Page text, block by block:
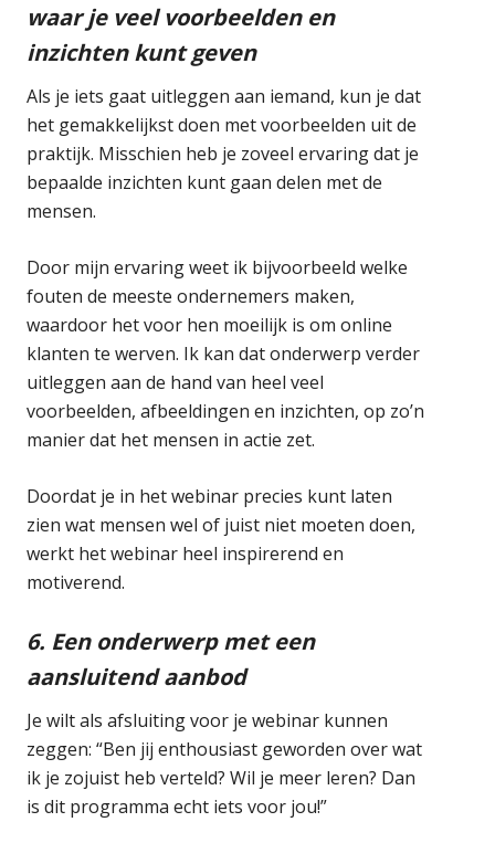
waar je veel voorbeelden en
inzichten kunt geven
Als je iets gaat uitleggen aan iemand, kun je dat
het gemakkelijkst doen met voorbeelden uit de
praktijk. Misschien heb je zoveel ervaring dat je
bepaalde inzichten kunt gaan delen met de
mensen.
Door mijn ervaring weet ik bijvoorbeeld welke
fouten de meeste ondernemers maken,
waardoor het voor hen moeilijk is om online
klanten te werven. Ik kan dat onderwerp verder
uitleggen aan de hand van heel veel
voorbeelden, afbeeldingen en inzichten, op zo’n
manier dat het mensen in actie zet.
Doordat je in het webinar precies kunt laten
zien wat mensen wel of juist niet moeten doen,
werkt het webinar heel inspirerend en
motiverend.
6. Een onderwerp met een
aansluitend aanbod
Je wilt als afsluiting voor je webinar kunnen
zeggen: “Ben jij enthousiast geworden over wat
ik je zojuist heb verteld? Wil je meer leren? Dan
is dit programma echt iets voor jou!”